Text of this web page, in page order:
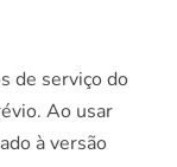
de serviço do
Ao usar
à versão